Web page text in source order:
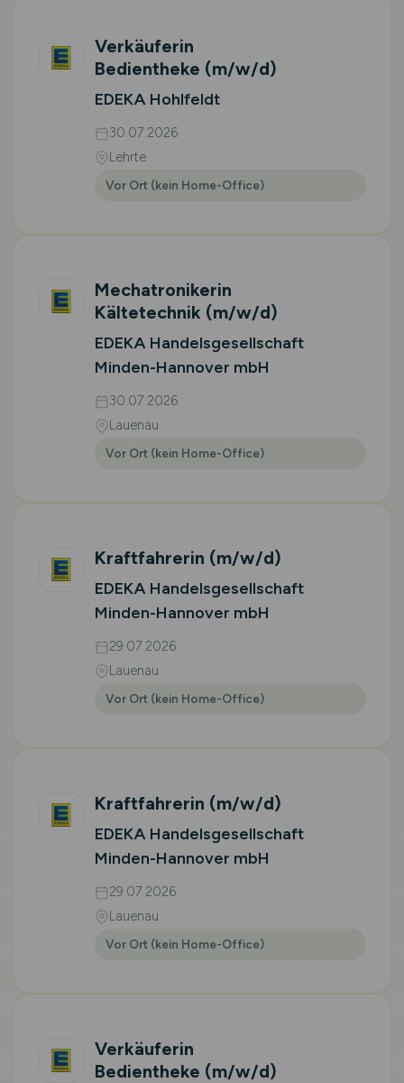
Verkäuferin
Bedientheke (m/w/d)
EDEKA Hohlfeldt
30.07.2026
Lehrte
Vor Ort (kein Home-Office)
Mechatronikerin
Kältetechnik (m/w/d)
EDEKA Handelsgesellschaft
Minden-Hannover mbH
30.07.2026
Lauenau
Vor Ort (kein Home-Office)
Kraftfahrerin (m/w/d)
EDEKA Handelsgesellschaft
Minden-Hannover mbH
29.07.2026
Lauenau
Vor Ort (kein Home-Office)
Kraftfahrerin (m/w/d)
EDEKA Handelsgesellschaft
Minden-Hannover mbH
29.07.2026
Lauenau
Vor Ort (kein Home-Office)
Verkäuferin
Bedientheke (m/w/d)